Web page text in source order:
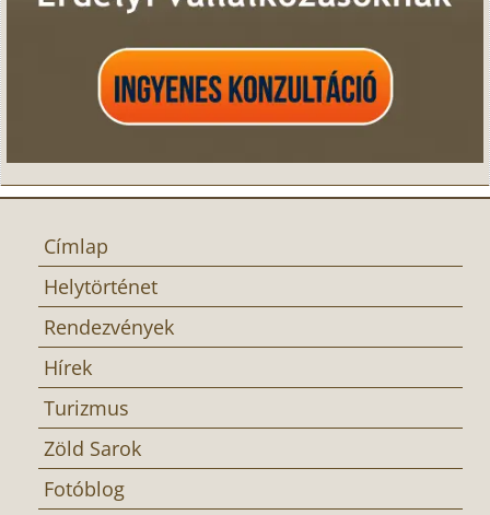
Címlap
Helytörténet
Rendezvények
Hírek
Turizmus
Zöld Sarok
Fotóblog